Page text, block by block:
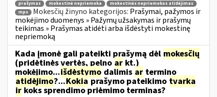
prašymas mokestinė nepriemoka
mokestinės nepriemokos atidėjimas
mps
Mokesčių žinyno kategorijos: Prašymai, pažymos ir
mokėjimo duomenys » Pažymų užsakymas ir prašymų
teikimas » Prašymas atidėti arba išdėstyti mokestinę
nepriemoką
Kada įmonė gali pateikti prašymą dėl mokesčių
(pridėtinės vertės, pelno ar kt.)
mokėjimo...išdėstymo dalimis ar termino
atidėjimo?...Kokiaprašymo pateikimo tvarka
irkoks sprendimo priėmimo terminas?